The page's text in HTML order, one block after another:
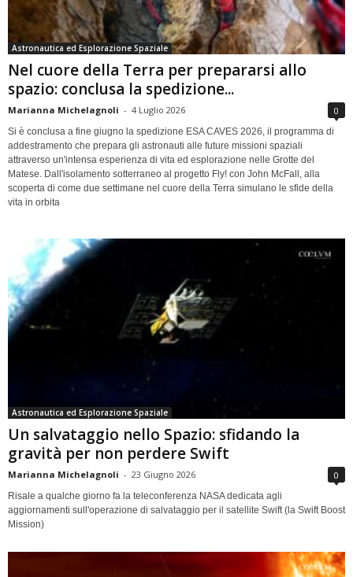
Astronautica ed Esplorazione Spaziale
Nel cuore della Terra per prepararsi allo
spazio: conclusa la spedizione...
Marianna Michelagnoli - 4 Luglio 2026 0
Si è conclusa a fine giugno la spedizione ESA CAVES 2026, il programma di
addestramento che prepara gli astronauti alle future missioni spaziali
attraverso un'intensa esperienza di vita ed esplorazione nelle Grotte del
Matese. Dall'isolamento sotterraneo al progetto Fly! con John McFall, alla
scoperta di come due settimane nel cuore della Terra simulano le sfide della
vita in orbita
Astronautica ed Esplorazione Spaziale
Un salvataggio nello Spazio: sfidando la
gravità per non perdere Swift
Marianna Michelagnoli - 23 Giugno 2026 0
Risale a qualche giorno fa la teleconferenza NASA dedicata agli
aggiornamenti sull'operazione di salvataggio per il satellite Swift (la Swift Boost
Mission)